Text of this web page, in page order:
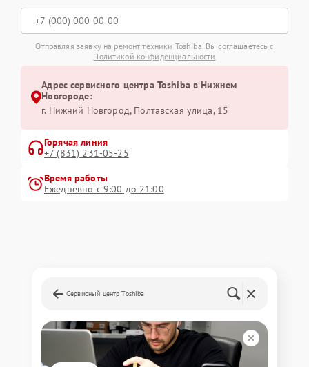
Отправляя заявку на ремонт техники Toshiba, Вы соглашаетесь с
Политикой конфиденциальности
Адрес сервисного центра Toshiba в Нижнем
Новгороде:
г. Нижний Новгород, Полтавская улица, 15
Горячая линия
+7 (831) 231-05-25
Время работы
Ежедневно с 9:00 до 21:00
Сервисный центр Toshiba